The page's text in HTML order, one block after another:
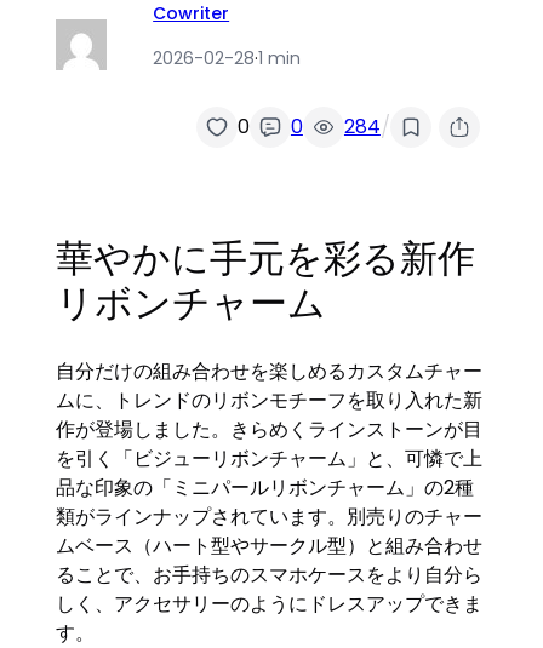
Cowriter
2026-02-28·1 min
0 0 284/
華やかに手元を彩る新作
リボンチャーム
自分だけの組み合わせを楽しめるカスタムチャー
ムに、トレンドのリボンモチーフを取り入れた新
作が登場しました。きらめくラインストーンが目
を引く「ビジューリボンチャーム」と、可憐で上
品な印象の「ミニパールリボンチャーム」の2種
類がラインナップされています。別売りのチャー
ムベース（ハート型やサークル型）と組み合わせ
ることで、お手持ちのスマホケースをより自分ら
しく、アクセサリーのようにドレスアップできま
す。